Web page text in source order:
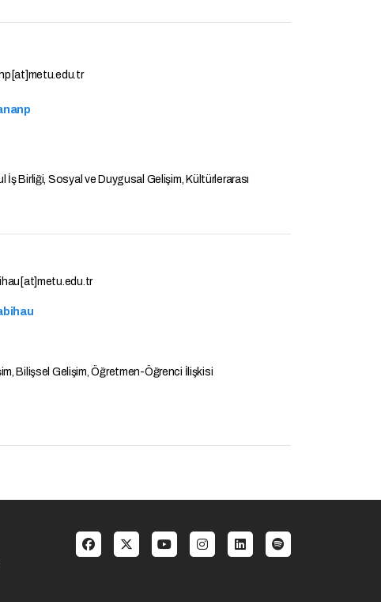
İş Birliği, Sosyal ve Duygusal Gelişim, Kültürlerarası
Bilişsel Gelişim, Öğretmen-Öğrenci İlişkisi
3 TR
Social menu